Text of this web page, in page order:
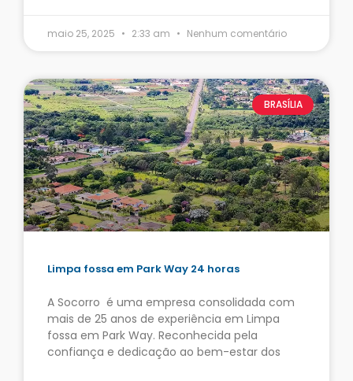
maio 25, 2025 2:33 am Nenhum comentário
BRASÍLIA
Limpa fossa em Park Way 24 horas
A Socorro é uma empresa consolidada com
mais de 25 anos de experiência em Limpa
fossa em Park Way. Reconhecida pela
confiança e dedicação ao bem-estar dos